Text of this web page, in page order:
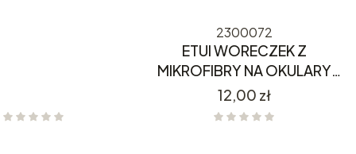
2300072
ETUI WORECZEK Z
MIKROFIBRY NA OKULARY
23000072
Cena
12,00 zł